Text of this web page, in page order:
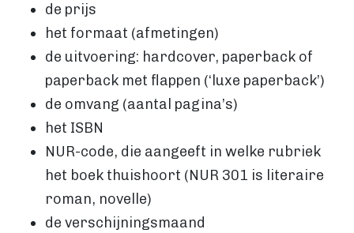
de prijs
het formaat (afmetingen)
de uitvoering: hardcover, paperback of
paperback met flappen (‘luxe paperback’)
de omvang (aantal pagina’s)
het ISBN
NUR-code, die aangeeft in welke rubriek
het boek thuishoort (NUR 301 is literaire
roman, novelle)
de verschijningsmaand